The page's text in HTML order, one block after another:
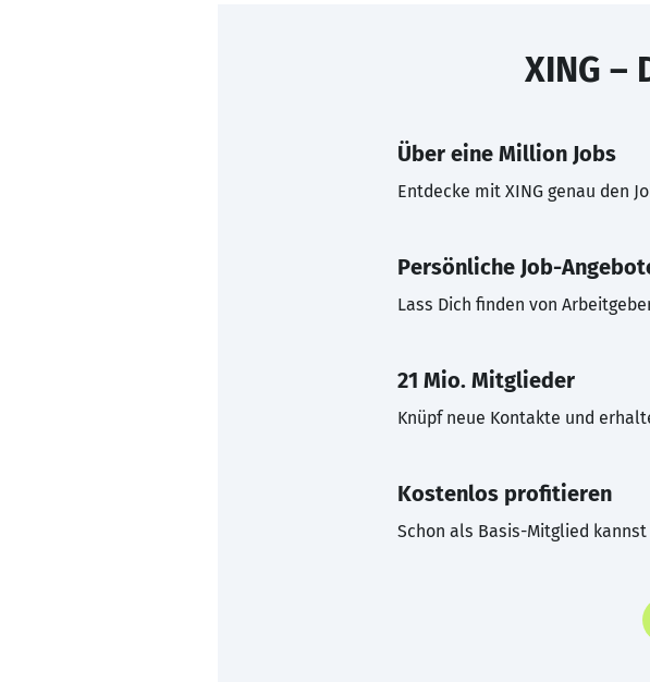
XING –
Über eine Million Jobs
Entdecke mit XING genau den
Persönliche Job-
Lass Dich finden von
21 Mio. Mitglieder
Knüpf neue Kontakte und
Kostenlos profitieren
Schon als Basis-Mitglied